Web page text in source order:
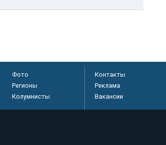
Фото
Регионы
Колумнисты
Контакты
Реклама
Вакансии